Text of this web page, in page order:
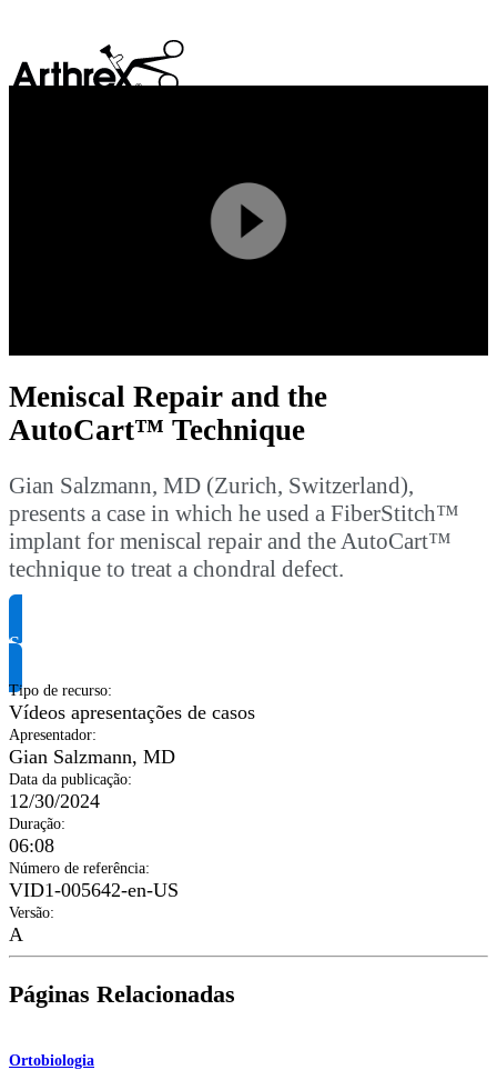
Play
Video
Meniscal Repair and the
AutoCart™ Technique
Gian Salzmann, MD (Zurich, Switzerland),
presents a case in which he used a FiberStitch™
implant for meniscal repair and the AutoCart™
technique to treat a chondral defect.
Solicite informação do produto
Tipo de recurso:
Vídeos apresentações de casos
Apresentador:
Gian Salzmann, MD
Data da publicação:
12/30/2024
Duração:
06:08
Número de referência:
VID1-005642-en-US
Versão:
A
Páginas Relacionadas
Ortobiologia